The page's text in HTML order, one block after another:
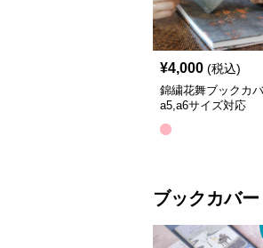
¥4,000 (税込)
錦繍花舞ブックカ
a5,a6サイズ対応
ブックカバー